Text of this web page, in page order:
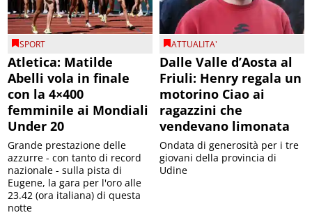
SPORT
Atletica: Matilde
Abelli vola in finale
con la 4×400
femminile ai Mondiali
Under 20
Grande prestazione delle
azzurre - con tanto di record
nazionale - sulla pista di
Eugene, la gara per l'oro alle
23.42 (ora italiana) di questa
notte
ATTUALITA'
Dalle Valle d’Aosta al
Friuli: Henry regala un
motorino Ciao ai
ragazzini che
vendevano limonata
Ondata di generosità per i tre
giovani della provincia di
Udine